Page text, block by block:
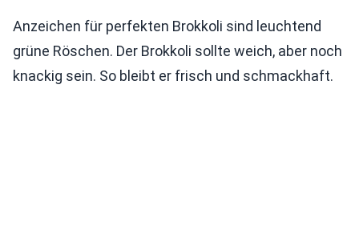
Anzeichen für perfekten Brokkoli sind leuchtend
grüne Röschen. Der Brokkoli sollte weich, aber noch
knackig sein. So bleibt er frisch und schmackhaft.